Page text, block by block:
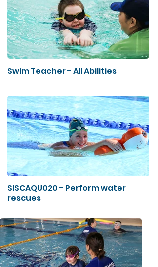
Swim Teacher - All Abilities
SISCAQU020 - Perform water
rescues